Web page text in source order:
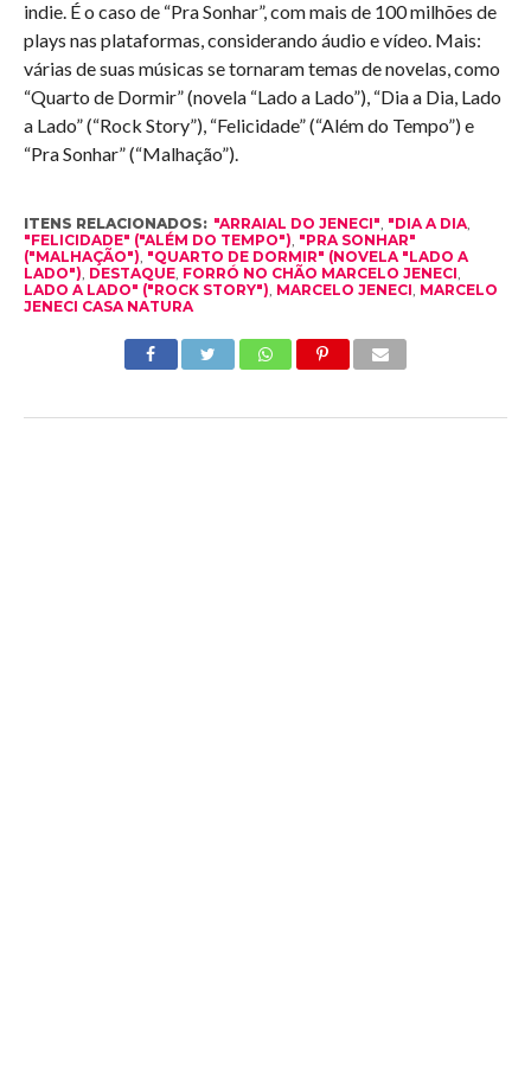
indie. É o caso de “Pra Sonhar”, com mais de 100 milhões de
plays nas plataformas, considerando áudio e vídeo. Mais:
várias de suas músicas se tornaram temas de novelas, como
“Quarto de Dormir” (novela “Lado a Lado”), “Dia a Dia, Lado
a Lado” (“Rock Story”), “Felicidade” (“Além do Tempo”) e
“Pra Sonhar” (“Malhação”).
ITENS RELACIONADOS: "ARRAIAL DO JENECI" "DIA A DIA,
"FELICIDADE" ("ALÉM DO TEMPO") "PRA SONHAR"
("MALHAÇÃO") "QUARTO DE DORMIR" (NOVELA "LADO A
LADO") DESTAQUE, FORRÓ NO CHÃO MARCELO JENECI
LADO A LADO" ("ROCK STORY") MARCELO JENECI MARCELO
JENECI CASA NATURA